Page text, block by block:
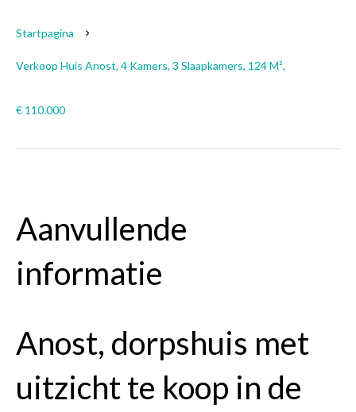
Startpagina
Verkoop Huis Anost, 4 Kamers, 3 Slaapkamers, 124 M²,
€ 110.000
Aanvullende
informatie
Anost, dorpshuis met
uitzicht te koop in de